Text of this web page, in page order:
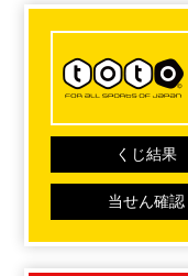
くじ結果
当せん確認